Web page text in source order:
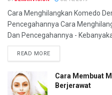
Cara Menghilangkan Komedo
Pencegahannya Cara
Dan Pencegahannya -
READ MORE
Cara Membuat
Berjerawat